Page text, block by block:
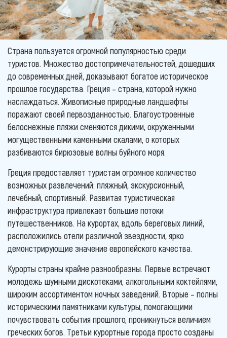
Страна пользуется огромной популярностью среди
туристов. Множество достопримечательностей, дошедших
до современных дней, доказывают богатое историческое
прошлое государства. Греция – страна, которой нужно
наслаждаться. Живописные природные ландшафты
поражают своей первозданностью. Благоустроенные
белоснежные пляжи сменяются дикими, окруженными
могущественными каменными скалами, о которых
разбиваются бирюзовые волны буйного моря.
Греция предоставляет туристам огромное количество
возможных развлечений: пляжный, экскурсионный,
лечебный, спортивный. Развитая туристическая
инфраструктура привлекает большие потоки
путешественников. На курортах, вдоль береговых линий,
расположились отели различной звездности, ярко
демонстрирующие значение европейского качества.
Курорты страны крайне разнообразны. Первые встречают
молодежь шумными дискотеками, алкогольными коктейлями,
широким ассортиментом ночных заведений. Вторые – полны
историческими памятниками культуры, помогающими
почувствовать события прошлого, проникнуться величием
греческих богов. Третьи курортные города просто созданы